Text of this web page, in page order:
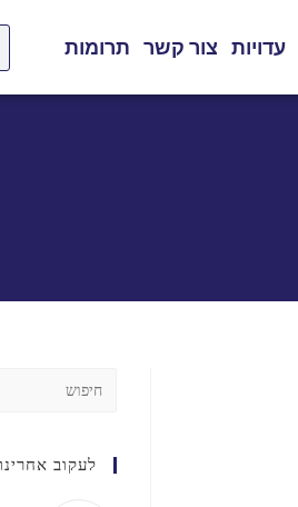
עדויות צור קשר תרומות
לעקוב אחרינו